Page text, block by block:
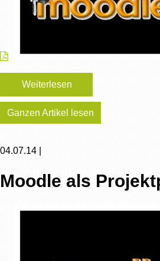
Weiterlesen
Ganzen Artikel lesen
04.07.14 |
Moodle als